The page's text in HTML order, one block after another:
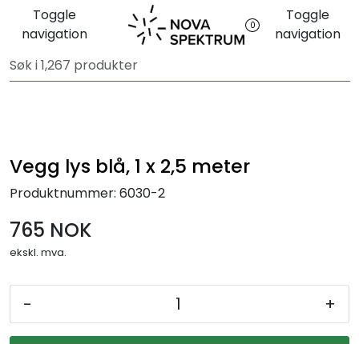
Skip to main content
Toggle
navigation
0
Toggle
navigation
Vegg lys blå, 1 x 2,5 meter
Produktnummer: 6030-2
765 NOK
ekskl. mva.
- +
Ferdigstands
Bestill mat til standen
Foto og video